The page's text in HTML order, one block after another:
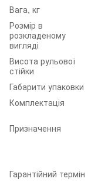
Вага, кг
Розмір в
розкладеному
вигляді
Висота рульової
стійки
Габарити упаковки
Комплектація
Призначення
Гарантійний термін